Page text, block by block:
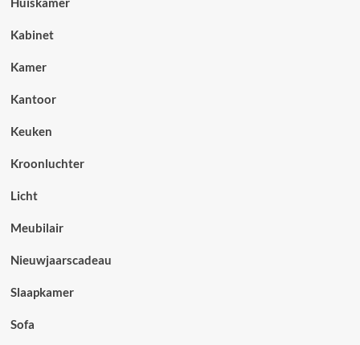
Kabinet
Kamer
Kantoor
Keuken
Kroonluchter
Licht
Meubilair
Nieuwjaarscadeau
Slaapkamer
Sofa